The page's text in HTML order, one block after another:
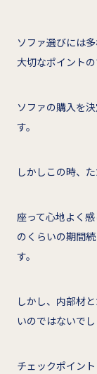
ソファ選びには
大切なポイントの
ソファの購入を
す。
しかしこの時、
座って心地よく
のくらいの期間
す。
しかし、内部材
いのではないでし
チェックポイン